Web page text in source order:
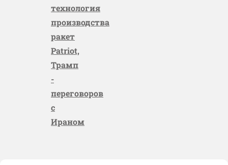
технология
производства
ракет
Patriot,
Трамп
-
переговоров
с
Ираном